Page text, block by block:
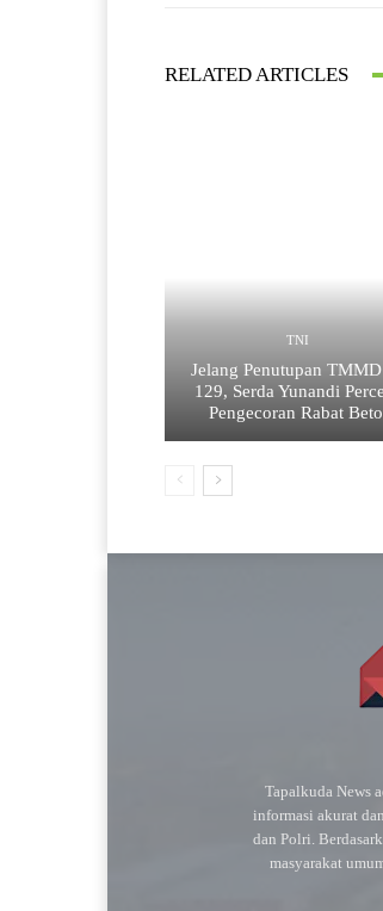
RELATED ARTICLES
TNI
Jelang Penutupan
129, Serda Yunandi
Pengecoran Rabat
Tapalkuda News
informasi akurat
dan Polri.
masyarakat